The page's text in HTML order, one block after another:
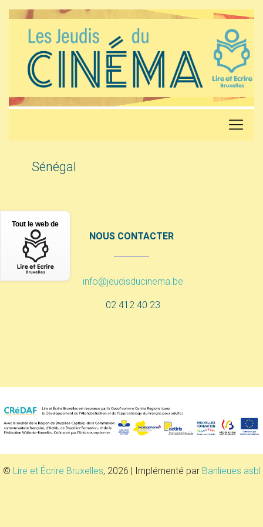
Sénégal
NOUS CONTACTER
info@jeudisducinema.be
02 412 40 23
© Lire et Écrire Bruxelles, 2026 | Implémenté par Banlieues asbl
Tout le web de